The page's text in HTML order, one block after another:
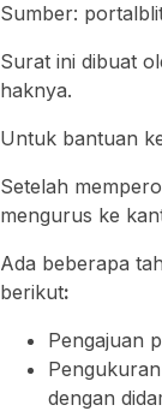
Sumber:
Surat ini dibuat
haknya.
Untuk bantuan
Setelah
mengurus ke
Ada beberapa
berikut:
Pengajuan
dengan